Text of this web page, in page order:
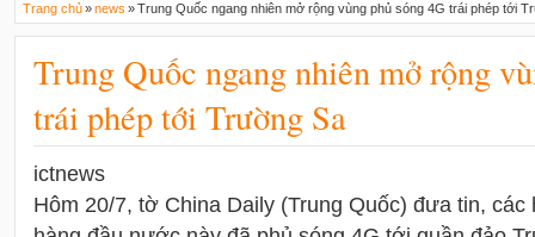
Trang chủ»news »Trung Quốc ngang nhiên mở rộng vùng phủ sóng 4G trái phép tới
Trung Quốc ngang nhiên mở rộng
trái phép tới Trường Sa
ictnews
Hôm 20/7, tờ China Daily (Trung Quốc) đưa tin, các